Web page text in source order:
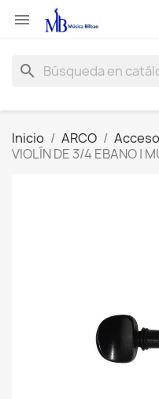

search
Inicio ARCO
VIOLÍN DE 3/4 EBANO |